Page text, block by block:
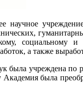
научное
а также
была учреждена
была